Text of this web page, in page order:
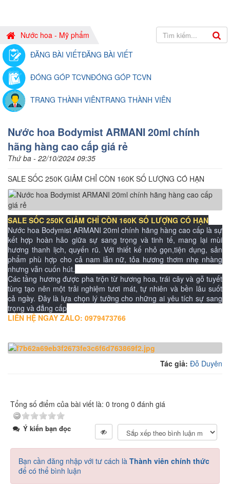
Nước hoa - Mỹ phẩm
ĐĂNG BÀI VIẾTĐĂNG BÀI VIẾT
ĐÓNG GÓP TCVNĐÓNG GÓP TCVN
TRANG THÀNH VIÊNTRANG THÀNH VIÊN
Nước hoa Bodymist ARMANI 20ml chính
hãng hàng cao cấp giá rẻ
Thứ ba - 22/10/2024 09:35
SALE SỐC 250K GIẢM CHỈ CÒN 160K SỐ LƯỢNG CÓ HẠN
SALE SỐC 250K GIẢM CHỈ CÒN 160K SỐ LƯỢNG CÓ HẠN
Nước hoa Bodymist ARMANI 20ml chính hãng hàng cao cấp là sự
kết hợp hoàn hảo giữa sự sang trọng và tinh tế, mang lại mùi
hương thanh lịch, quyến rũ. Với thiết kế nhỏ gọn,tiện dụng, sản
phẩm phù hợp cho cả nam lẫn nữ, tỏa hương thơm nhẹ nhàng
nhưng vẫn cuốn hút.
Các tầng hương được pha trộn từ hương hoa, trái cây và gỗ tuyết
tùng tạo nên một trải nghiệm tươi mát, tự nhiên và bền lâu suốt
cả ngày. Đây là lựa chọn lý tưởng cho những ai yêu tích sự sang
trọng và đẳng cấp
LIÊN HỆ NGAY ZALO: 0979473766
Tác giả: Đỗ Duyên
Tổng số điểm của bài viết là: 0 trong 0 đánh giá
Ý kiến bạn đọc
Bạn cần đăng nhập với tư cách là Thành viên chính thức
để có thể bình luận